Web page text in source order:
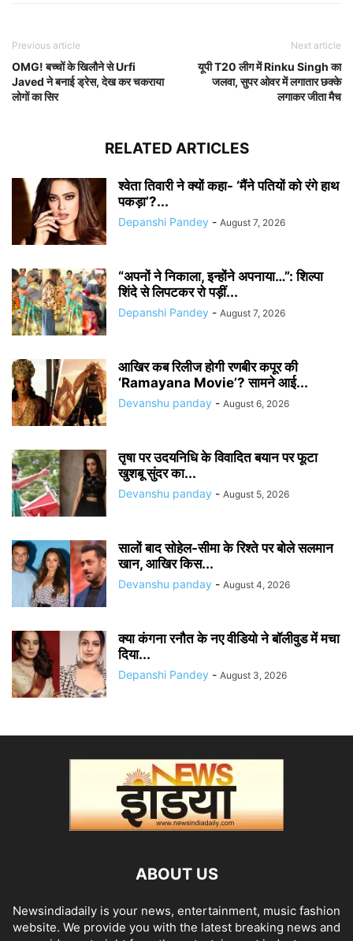
Previous article
OMG! बच्चों के खिलौने से Urfi
Javed ने बनाई ड्रेस, देख कर चकराया
लोगों का सिर
Next article
यूपी T20 लीग में Rinku Singh का
जलवा, सुपर ओवर में लगातार छक्के
लगाकर जीता मैच
RELATED ARTICLES
श्वेता तिवारी ने क्यों कहा- ‘मैंने पतियों को रंगे हाथ
पकड़ा’?...
Depanshi Pandey - August 7, 2026
“अपनों ने निकाला, इन्होंने अपनाया…”: शिल्पा
शिंदे से लिपटकर रो पड़ीं...
Depanshi Pandey - August 7, 2026
आखिर कब रिलीज होगी रणबीर कपूर की
‘Ramayana Movie’? सामने आई...
Devanshu panday - August 6, 2026
तृषा पर उदयनिधि के विवादित बयान पर फूटा
खुशबू सुंदर का...
Devanshu panday - August 5, 2026
सालों बाद सोहेल-सीमा के रिश्ते पर बोले सलमान
खान, आखिर किस...
Devanshu panday - August 4, 2026
क्या कंगना रनौत के नए वीडियो ने बॉलीवुड में मचा
दिया...
Depanshi Pandey - August 3, 2026
ABOUT US
Newsindiadaily is your news, entertainment, music fashion
website. We provide you with the latest breaking news and